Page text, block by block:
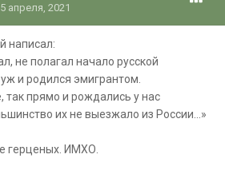
апреля, 2021
написал:
не полагал начало русской
и родился эмигрантом.
так прямо и рождались у нас
их не выезжало из России…»
герценых. ИМХО.